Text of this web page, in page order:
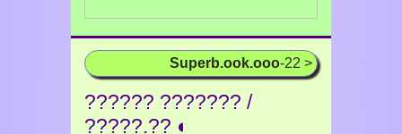
Superb.ook.ooo-22 >
?????? ??????? /
?????.?? ◐